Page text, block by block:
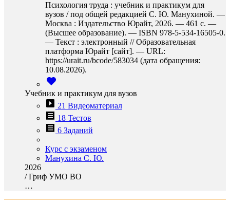
Психология труда : учебник и практикум для
вузов / под общей редакцией С. Ю. Манухиной. —
Москва : Издательство Юрайт, 2026. — 461 с. —
(Высшее образование). — ISBN 978-5-534-16505-0.
— Текст : электронный // Образовательная
платформа Юрайт [сайт]. — URL:
https://urait.ru/bcode/583034 (дата обращения:
10.08.2026).
Учебник и практикум для вузов
21 Видеоматериал
18 Тестов
6 Заданий
Курс с экзаменом
Манухина С. Ю.
2026
/Гриф УМО ВО
…